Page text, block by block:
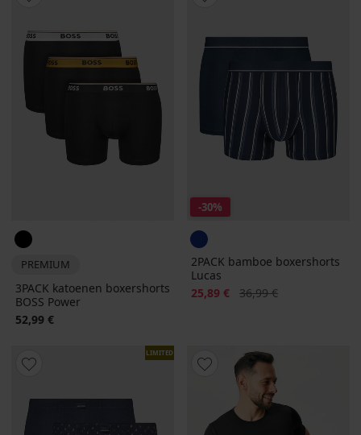
PREMIUM
3PACK katoenen boxershorts
BOSS Power
52,99 €
-30%
2PACK bamboe boxershorts
Lucas
Korting
25,89 € Oorspronkelijke prijs
36,99 €
LIMITED